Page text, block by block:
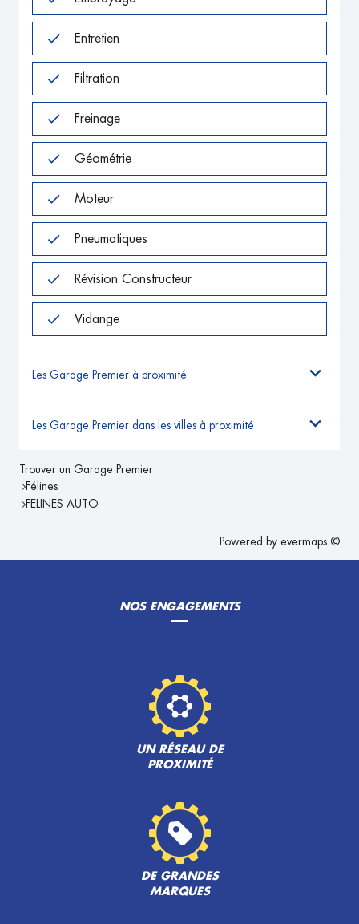
Entretien
Filtration
Freinage
Géométrie
Moteur
Pneumatiques
Révision Constructeur
Vidange
Les Garage Premier à proximité
Les Garage Premier dans les villes à proximité
Trouver un Garage Premier
Félines
FELINES AUTO
Powered by evermaps ©
NOS ENGAGEMENTS
UN RÉSEAU DE
PROXIMITÉ
DE GRANDES
MARQUES